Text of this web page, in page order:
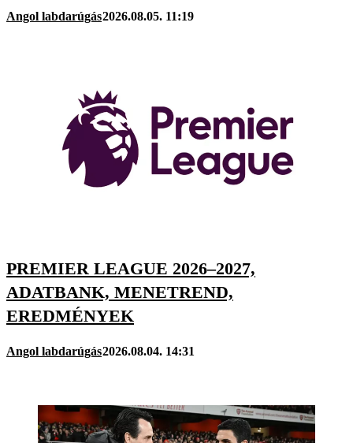
Angol labdarúgás2026.08.05. 11:19
PREMIER LEAGUE 2026–2027,
ADATBANK, MENETREND,
EREDMÉNYEK
Angol labdarúgás2026.08.04. 14:31